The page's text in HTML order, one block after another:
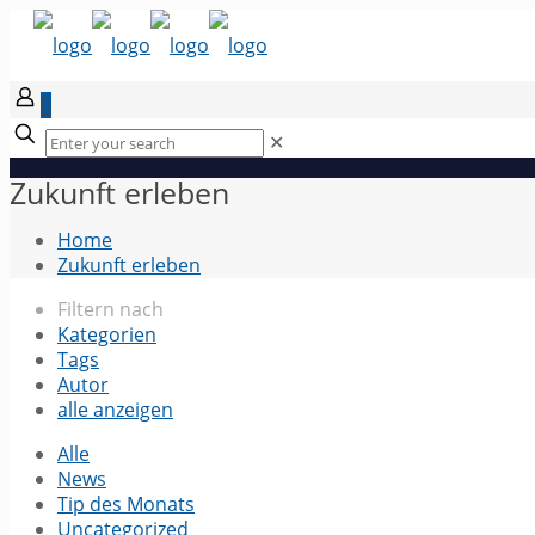
0
✕
Zukunft erleben
Home
Zukunft erleben
Filtern nach
Kategorien
Tags
Autor
alle anzeigen
Alle
News
Tip des Monats
Uncategorized